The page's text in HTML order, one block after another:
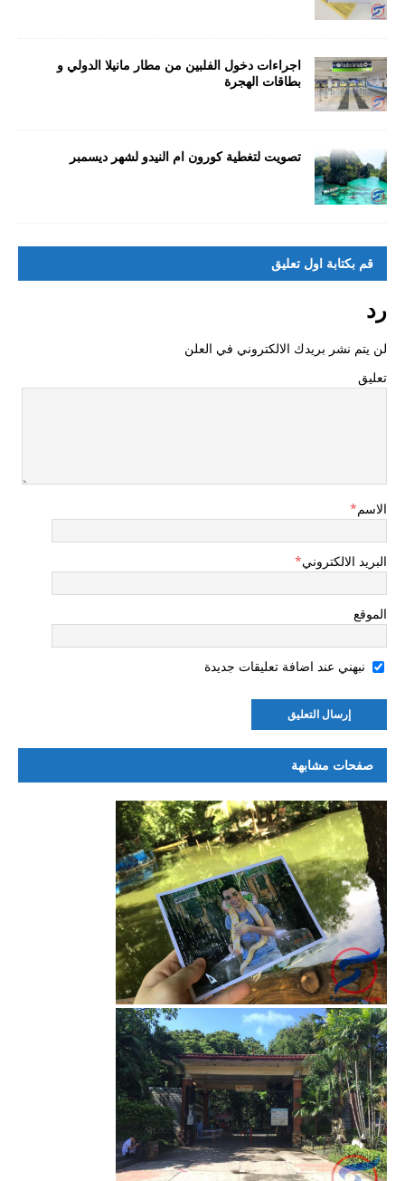
اجراءات دخول الفلبين من مطار مانيلا الدولي و
بطاقات الهجرة
تصويت لتغطية كورون ام النيدو لشهر ديسمبر
قم بكتابة اول تعليق
رد
لن يتم نشر بريدك الالكتروني في العلن
تعليق
الاسم*
البريد الالكتروني*
الموقع
نبهني عند اضافة تعليقات جديدة
صفحات مشابهة